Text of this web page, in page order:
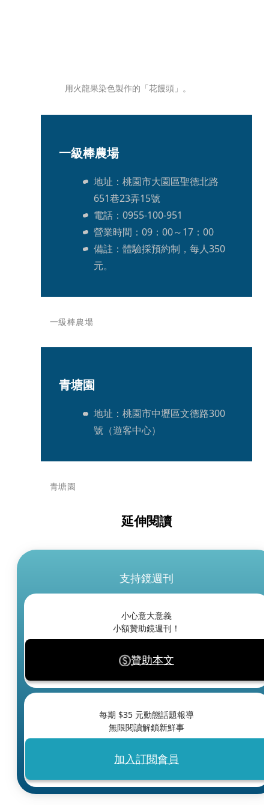
用火龍果染色製作的「花饅頭」。
一級棒農場
地址：桃園市大園區聖德北路
651巷23弄15號
電話：0955-100-951
營業時間：09：00～17：00
備註：體驗採預約制，每人350
元。
一級棒農場
青塘園
地址：桃園市中壢區文德路300
號（遊客中心）
青塘園
延伸閱讀
支持鏡週刊
小心意大意義
小額贊助鏡週刊！
贊助本文
每期 $35 元動態話題報導
無限閱讀解鎖新鮮事
加入訂閱會員